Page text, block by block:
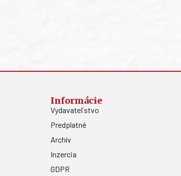
Informácie
Vydavateľstvo
Predplatné
Archív
Inzercia
GDPR